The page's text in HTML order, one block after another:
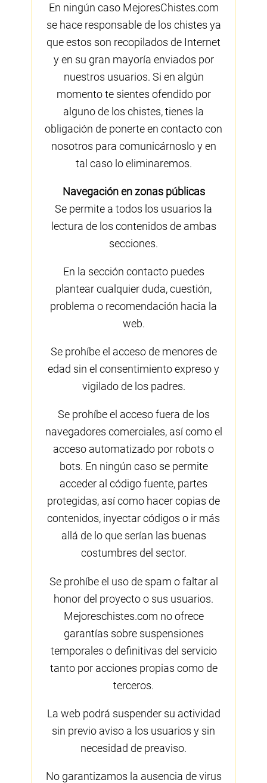
En ningún caso MejoresChistes.com
se hace responsable de los chistes ya
que estos son recopilados de Internet
y en su gran mayoría enviados por
nuestros usuarios. Si en algún
momento te sientes ofendido por
alguno de los chistes, tienes la
obligación de ponerte en contacto con
nosotros para comunicárnoslo y en
tal caso lo eliminaremos.
Navegación en zonas públicas
Se permite a todos los usuarios la
lectura de los contenidos de ambas
secciones.
En la sección contacto puedes
plantear cualquier duda, cuestión,
problema o recomendación hacia la
web.
Se prohíbe el acceso de menores de
edad sin el consentimiento expreso y
vigilado de los padres.
Se prohíbe el acceso fuera de los
navegadores comerciales, así como el
acceso automatizado por robots o
bots. En ningún caso se permite
acceder al código fuente, partes
protegidas, así como hacer copias de
contenidos, inyectar códigos o ir más
allá de lo que serían las buenas
costumbres del sector.
Se prohíbe el uso de spam o faltar al
honor del proyecto o sus usuarios.
Mejoreschistes.com no ofrece
garantías sobre suspensiones
temporales o definitivas del servicio
tanto por acciones propias como de
terceros.
La web podrá suspender su actividad
sin previo aviso a los usuarios y sin
necesidad de preaviso.
No garantizamos la ausencia de virus